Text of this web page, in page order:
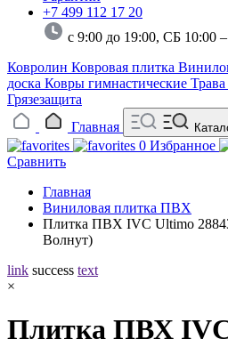
+7 499 112 17 20
с 9:00 до 19:00, СБ 10:00
Ковролин Ковровая плитка
доска Ковры гимнастические Трава
Грязезащита
Главная
0 Избранное
Сравнить
Главная
Виниловая плитка ПВХ
Плитка ПВХ IVC Ultimo
Волнут)
link success text
×
Плитка ПВХ